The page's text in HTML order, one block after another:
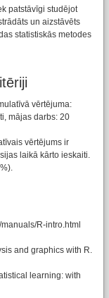
patstāvīgi studējot
un aizstāvēts
statistiskās metodes
vērtējuma:
mājas darbs: 20
vērtējums ir
laikā kārto ieskaiti.
R-intro.html
and graphics with R.
learning: with